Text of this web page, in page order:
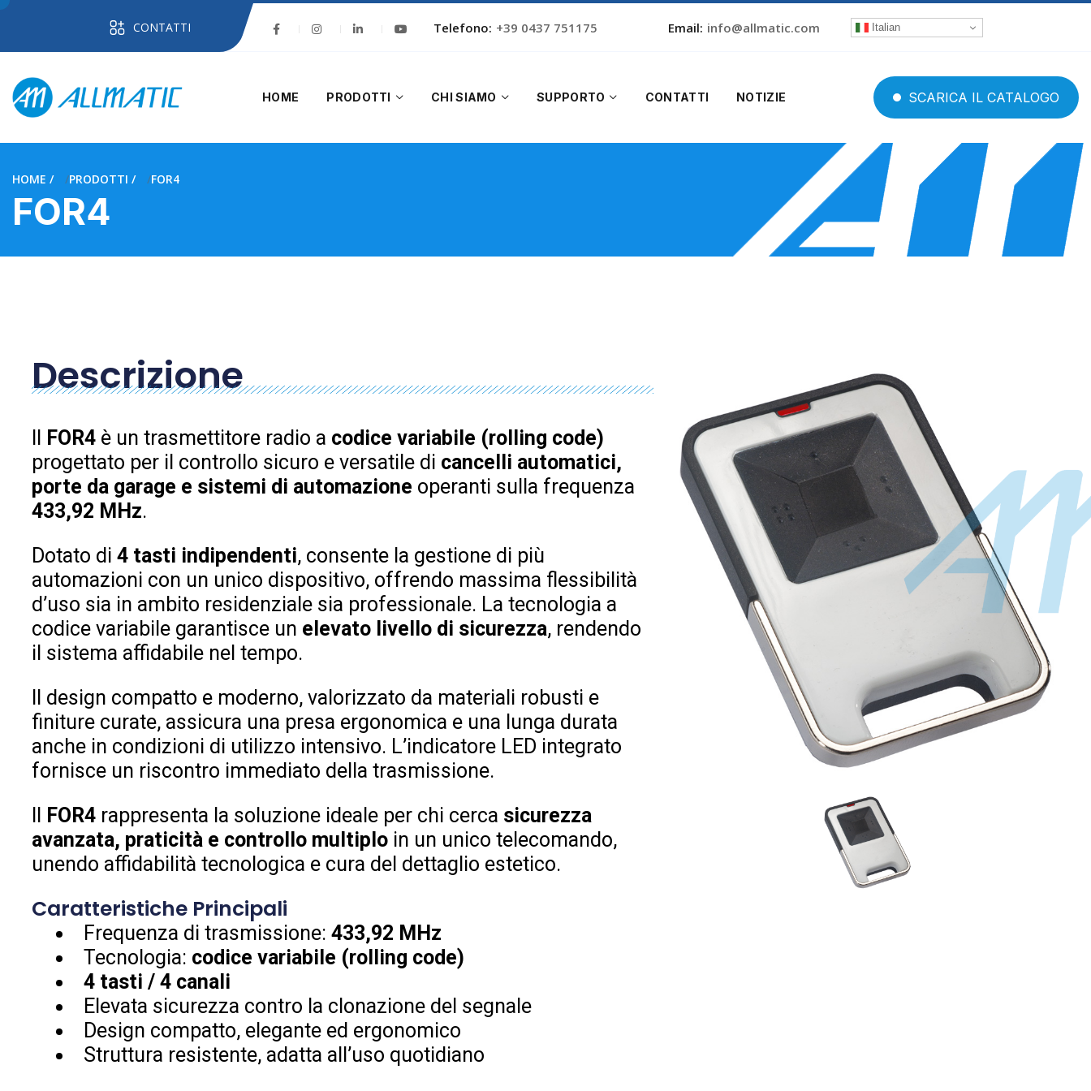
CONTATTI Telefono: +39 0437 751175 Email: info@allmatic.com Italian
HOME PRODOTTI CHI SIAMO SUPPORTO CONTATTI NOTIZIE SCARICA IL CATALOGO
HOME PRODOTTI FOR4
FOR4
Descrizione
FOR4 è un trasmettitore radio a codice variabile (rolling code)
progettato per il controllo sicuro e versatile di cancelli automatici,
porte da garage e sistemi di automazione operanti sulla frequenza
433,92 MHz.
Dotato di 4 tasti indipendenti, consente la gestione di più
automazioni con un unico dispositivo, offrendo massima flessibilità
d’uso sia in ambito residenziale sia professionale. La tecnologia a
codice variabile garantisce un elevato livello di sicurezza, rendendo
il sistema affidabile nel tempo.
Il design compatto e moderno, valorizzato da materiali robusti e
finiture curate, assicura una presa ergonomica e una lunga durata
anche in condizioni di utilizzo intensivo. L’indicatore LED integrato
fornisce un riscontro immediato della trasmissione.
FOR4 rappresenta la soluzione ideale per chi cerca sicurezza
avanzata, praticità e controllo multiplo in un unico telecomando,
unendo affidabilità tecnologica e cura del dettaglio estetico.
Caratteristiche Principali
Frequenza di trasmissione: 433,92 MHz
Tecnologia: codice variabile (rolling code)
4 tasti / 4 canali
Elevata sicurezza contro la clonazione del segnale
Design compatto, elegante ed ergonomico
Struttura resistente, adatta all’uso quotidiano